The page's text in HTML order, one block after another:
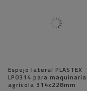
Espejo lateral PLASTEX
LP0314 para maquinaria
agrícola 314x228mm